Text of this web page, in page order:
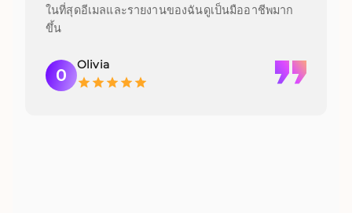
ในที่สุดอีเมลและรายงานของฉันดูเป็นมืออาชีพมาก
ขึ้น
O
Olivia